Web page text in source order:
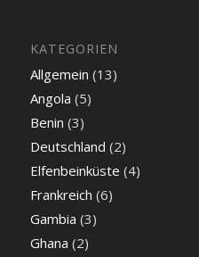
KATEGORIEN
Allgemein (13)
Angola (5)
Benin (3)
Deutschland (2)
Elfenbeinküste (4)
Frankreich (6)
Gambia (3)
Ghana (2)